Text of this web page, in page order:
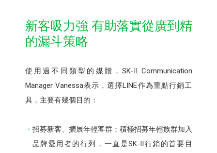
新客吸力強 有助落實從廣到精
的漏斗策略
使用過不同類型的媒體，SK-II Communication
Manager Vanessa表示，選擇LINE作為重點行銷工
具，主要有幾個目的：
招募新客、擴展年輕客群：積極招募年輕族群加入
品牌愛用者的行列，一直是SK-II行銷的首要目